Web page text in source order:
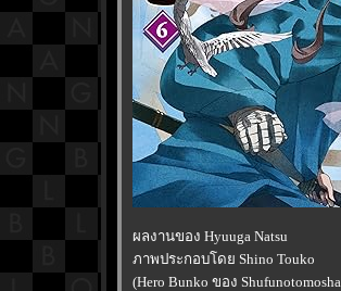
ผลงานของ Hyuuga Natsu
ภาพประกอบโดย Shino Touko
(Hero Bunko ของ